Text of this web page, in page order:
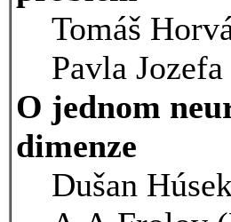
Tomáš
Pavla
O jednom
dimenze
Dušan